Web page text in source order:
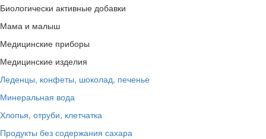
Биологически активные добавки
Мама и малыш
Медицинские приборы
Медицинские изделия
Леденцы, конфеты, шоколад, печенье
Минеральная вода
Хлопья, отруби, клетчатка
Продукты без содержания сахара